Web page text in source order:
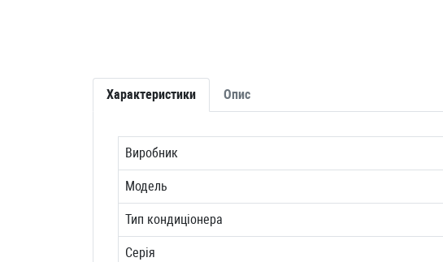
Характеристики Опис
Виробник
Модель
Тип кондиціонера
Серія